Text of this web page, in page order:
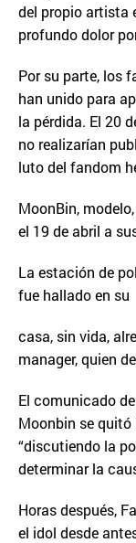
del propio artista
profundo dolor
Por su parte, los
han unido para
la pérdida. El 20
no realizarían
luto del fandom
MoonBin,
el 19 de abril a
La estación de
fue hallado en su
casa, sin vida,
manager, quien
El comunicado
Moonbin se quitó
“discutiendo la
determinar la
Horas después,
el idol desde